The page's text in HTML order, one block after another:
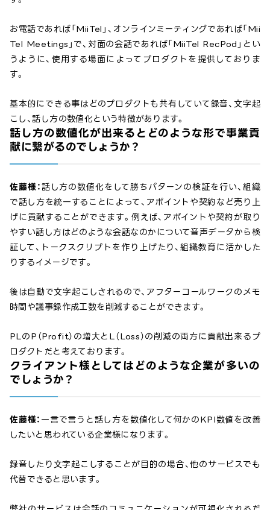
お電話であれば「MiiTel」、オンラインミーティングであれば「Mii
Tel Meetings」で、対面の会話であれば「MiiTel RecPod」とい
うように、使用する場面によってプロダクトを提供しておりま
す。
基本的にできる事はどのプロダクトも共有していて録音、文字起
こし、話し方の数値化という特徴があります。
話し方の数値化が出来るとどのような形で事業貢
献に繋がるのでしょうか？
佐藤様： 話し方の数値化をして勝ちパターンの検証を行い、組織
で話し方を統一することによって、アポイントや契約など売り上
げに貢献することができます。例えば、アポイントや契約が取り
やすい話し方はどのような会話なのかについて音声データから検
証して、トークスクリプトを作り上げたり、組織教育に活かした
りするイメージです。
後は自動で文字起こしされるので、アフターコールワークのメモ
時間や議事録作成工数を削減することができます。
PLのP（Profit）の増大とL（Loss）の削減の両方に貢献出来るプ
ロダクトだと考えております。
クライアント様としてはどのような企業が多いの
でしょうか？
佐藤様： 一言で言うと話し方を数値化して何かのKPI数値を改善
したいと思われている企業様になります。
録音したり文字起こしすることが目的の場合、他のサービスでも
代替できると思います。